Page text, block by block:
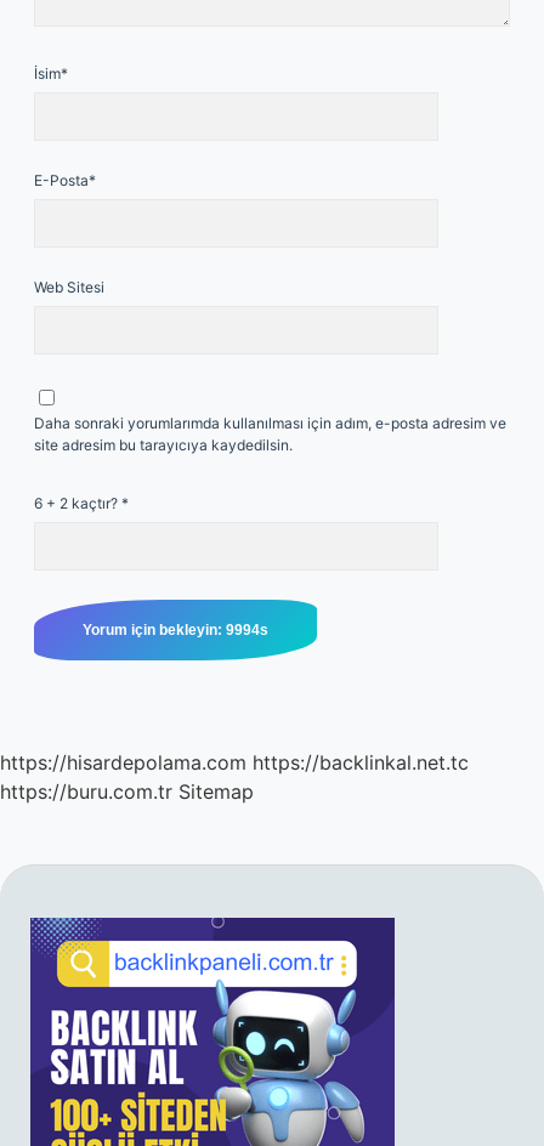
İsim*
E-Posta*
Web Sitesi
Daha sonraki yorumlarımda kullanılması için adım, e-posta adresim ve
site adresim bu tarayıcıya kaydedilsin.
6 + 2 kaçtır? *
https://hisardepolama.com https://backlinkal.net.tc
https://buru.com.tr Sitemap
SIDEBAR